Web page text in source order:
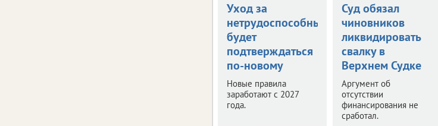
Уход за
нетрудоспособными
будет
подтверждаться
по-новому
Новые правила
заработают с 2027
года.
Суд обязал
чиновников
ликвидировать
свалку в
Верхнем Судке
Аргумент об
отсутствии
финансирования не
сработал.